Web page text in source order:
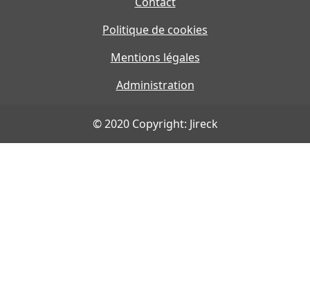
Politique de cookies
Mentions légales
Administration
© 2020 Copyright: Jireck